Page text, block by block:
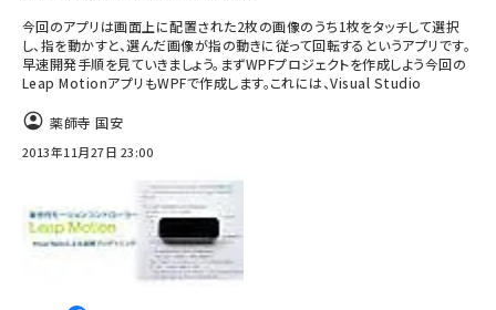
今回のアプリは画面上に配置された2枚の画像のうち1枚をタッチして選択
し、指を動かすと、選んだ画像が指の動きに従って回転するというアプリです。
早速開発手順を見ていきましょう。まずWPFプロジェクトを作成しよう今回の
Leap MotionアプリもWPFで作成します。これには、Visual Studio
薬師寺 国安
2013年11月27日 23:00